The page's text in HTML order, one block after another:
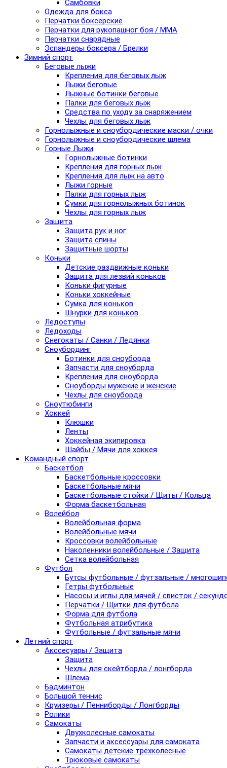
Самбовки
Одежда для бокса
Перчатки боксерские
Перчатки для рукопашног боя / ММА
Перчатки снарядные
Эспандеры боксера / Брелки
Зимний спорт
Беговые лыжи
Крепления для беговых лыж
Лыжи беговые
Лыжные ботинки беговые
Палки для беговых лыж
Средства по уходу за снаряжением
Чехлы для беговых лыж
Горнолыжные и сноубордические маски / очки
Горнолыжные и сноубордические шлема
Горные Лыжи
Горнолыжные ботинки
Крепления для горных лыж
Крепления для лыж на авто
Лыжи горные
Палки для горных лыж
Сумки для горнолыжных ботинок
Чехлы для горных лыж
Защита
Защита рук и ног
Защита спины
Защитные шорты
Коньки
Детские раздвижные коньки
Защита для лезвий коньков
Коньки фигурные
Коньки хоккейные
Сумка для коньков
Шнурки для коньков
Ледоступы
Ледоходы
Снегокаты / Санки / Ледянки
Сноубординг
Ботинки для сноуборда
Запчасти для сноуборда
Крепления для сноуборда
Сноуборды мужские и женские
Чехлы для сноуборда
Сноутюбинги
Хоккей
Клюшки
Ленты
Хоккейная экипировка
Шайбы / Мячи для хоккея
Командный спорт
Баскетбол
Баскетбольные кроссовки
Баскетбольные мячи
Баскетбольные стойки / Щиты / Кольца
Форма баскетбольная
Волейбол
Волейбольная форма
Волейбольные мячи
Кроссовки волейбольные
Наколенники волейбольные / Защита
Сетка волейбольная
Футбол
Бутсы футбольные / футзальные /
Гетры футбольные
Насосы и иглы для мячей / свисток /
Перчатки / Щитки для футбола
Форма для футбола
Футбольная атрибутика
Футбольные / футзальные мячи
Летний спорт
Акссесуары / Защита
Защита
Чехлы для скейтборда / лонгборда
Шлема
Бадминтон
Большой теннис
Круизеры / Пенниборды / Лонгборды
Ролики
Самокаты
Двухколесные самокаты
Запчасти и аксессуары для самоката
Самокаты детские трехколесные
Трюковые самокаты